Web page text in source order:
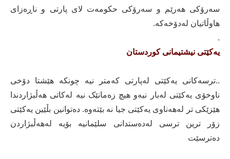
سەرۆکی هەرێم و سەرۆکی حکومەت لای پارتی و ناڕەزای
هاوڵاتیان لەدۆخەکە.
.
یەکێتی نیشتیمانی کوردستان
..ترسەکانی یەکێتی لەپارتی کەمتر نیە چونکە هێشتا دۆخی
ناوخۆی یەکێتی لەبار نیەو هیچ زەمانێک نیە لەکاتی هەڵبژاردندا
هێزێکی تر لەهەناوی یەکێتی جیا نە بێتەوە. دەتوانین بڵێین یەکێتی
زۆر ترین ترسی لەدەستدانی سلێمانیە بۆیە لەهەڵبژاردن
دەترسێت